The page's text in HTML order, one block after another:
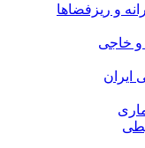
و ریزفضاها
و خاجی
ایران